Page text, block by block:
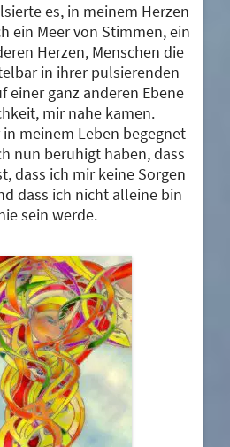
es, in meinem Herzen
ein Meer von Stimmen, ein
Herzen, Menschen die
in ihrer pulsierenden
einer ganz anderen Ebene
mir nahe kamen.
meinem Leben begegnet
nun beruhigt haben, dass
dass ich mir keine Sorgen
dass ich nicht alleine bin
sein werde.